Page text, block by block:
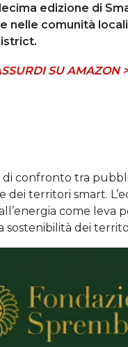
edizione di
nelle comunità
SU AMAZON
confronto tra
dei territori smart.
come leva
sostenibilità dei